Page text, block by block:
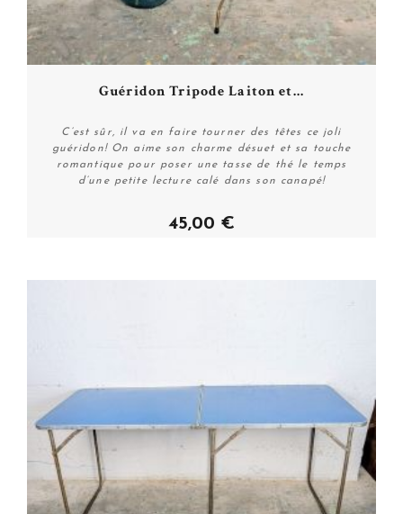
Acheter
Guéridon Tripode Laiton et...
C’est sûr, il va en faire tourner des têtes ce joli
guéridon! On aime son charme désuet et sa touche
romantique pour poser une tasse de thé le temps
d’une petite lecture calé dans son canapé!
45,00 €